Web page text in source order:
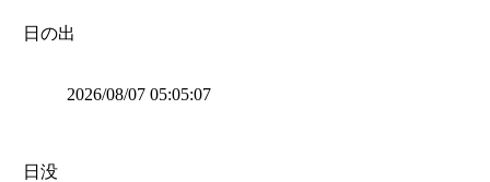
日の出
2026/08/07 05:05:07
日没